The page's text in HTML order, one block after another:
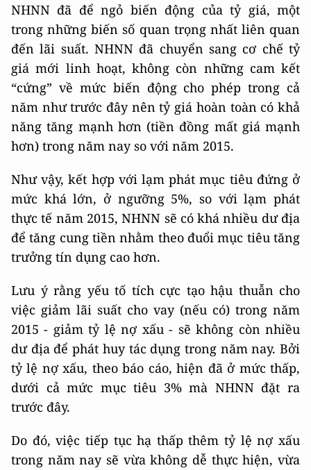
NHNN đã để ngỏ biến động của tỷ giá, một
trong những biến số quan trọng nhất liên quan
đến lãi suất. NHNN đã chuyển sang cơ chế tỷ
giá mới linh hoạt, không còn những cam kết
“cứng” về mức biến động cho phép trong cả
năm như trước đây nên tỷ giá hoàn toàn có khả
năng tăng mạnh hơn (tiền đồng mất giá mạnh
hơn) trong năm nay so với năm 2015.
Như vậy, kết hợp với lạm phát mục tiêu đứng ở
mức khá lớn, ở ngưỡng 5%, so với lạm phát
thực tế năm 2015, NHNN sẽ có khá nhiều dư địa
để tăng cung tiền nhằm theo đuổi mục tiêu tăng
trưởng tín dụng cao hơn.
Lưu ý rằng yếu tố tích cực tạo hậu thuẫn cho
việc giảm lãi suất cho vay (nếu có) trong năm
2015 - giảm tỷ lệ nợ xấu - sẽ không còn nhiều
dư địa để phát huy tác dụng trong năm nay. Bởi
tỷ lệ nợ xấu, theo báo cáo, hiện đã ở mức thấp,
dưới cả mức mục tiêu 3% mà NHNN đặt ra
trước đây.
Do đó, việc tiếp tục hạ thấp thêm tỷ lệ nợ xấu
trong năm nay sẽ vừa không dễ thực hiện, vừa